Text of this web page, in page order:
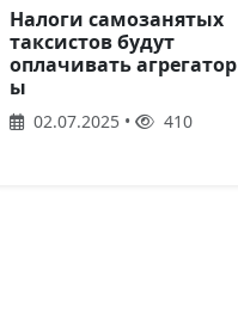
Налоги самозанятых
таксистов будут
оплачивать агрегатор
ы
02.07.2025 • 410